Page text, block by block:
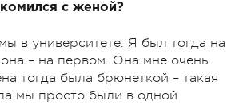
с женой?
в университете. Я был тогда на
– на первом. Она мне очень
тогда была брюнеткой – такая
мы просто были в одной